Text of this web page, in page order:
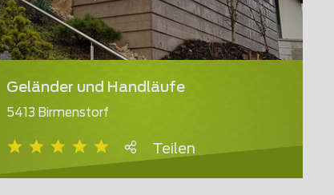
Geländer und Handläufe
5413 Birmenstorf
Teilen